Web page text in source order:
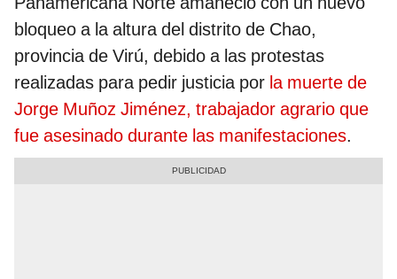
bloqueo a la altura del distrito de Chao,
provincia de Virú, debido a las protestas
realizadas para pedir justicia por la muerte de
Jorge Muñoz Jiménez, trabajador agrario que
fue asesinado durante las manifestaciones.